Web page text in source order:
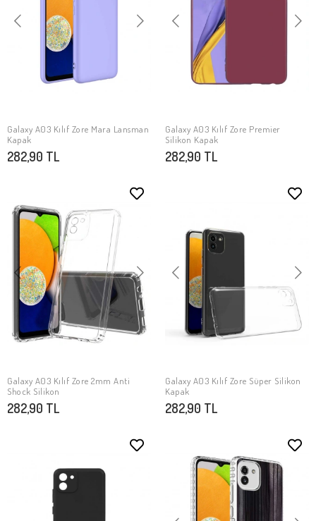
SEPETE EKLE
Galaxy A03 Kılıf Zore Mara Lansman
Kapak
282,90 TL
SEPETE EKLE
Galaxy A03 Kılıf Zore Premier
Silikon Kapak
282,90 TL
SEPETE EKLE
Galaxy A03 Kılıf Zore 2mm Anti
Shock Silikon
282,90 TL
SEPETE EKLE
Galaxy A03 Kılıf Zore Süper Silikon
Kapak
282,90 TL